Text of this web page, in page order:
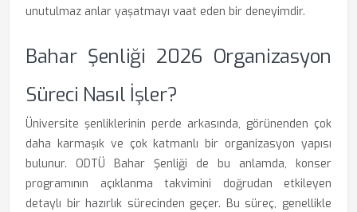
unutulmaz anlar yaşatmayı vaat eden bir deneyimdir.
Bahar Şenliği 2026 Organizasyon
Süreci Nasıl İşler?
Üniversite şenliklerinin perde arkasında, görünenden çok
daha karmaşık ve çok katmanlı bir organizasyon yapısı
bulunur. ODTÜ Bahar Şenliği de bu anlamda, konser
programının açıklanma takvimini doğrudan etkileyen
detaylı bir hazırlık sürecinden geçer. Bu süreç, genellikle